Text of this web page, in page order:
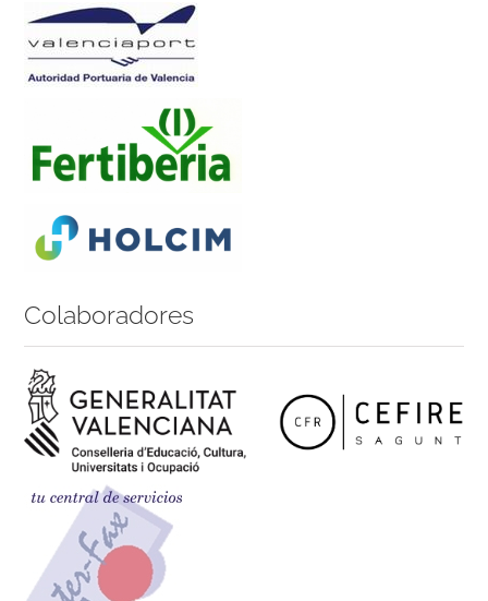
Colaboradores